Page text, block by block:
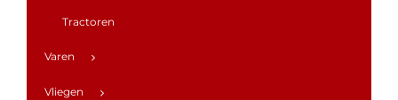
Tractoren
Varen
Vliegen